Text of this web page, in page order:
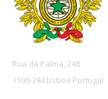
Rua da Palma, 248
1100-394 Lisboa Portugal